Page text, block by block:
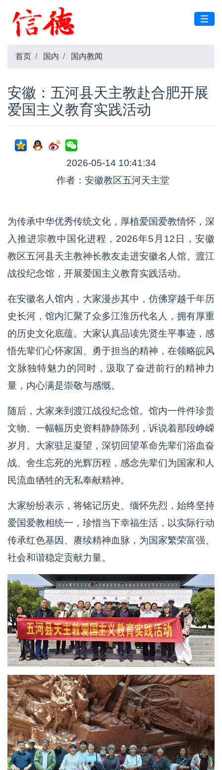
首页 国内 国内教闻
安徽：五河县天主教赴合肥开展
爱国主义教育实践活动
2026-05-14 10:41:34
作者：安徽教区五河天主堂
为传承中华优秀传统文化，厚植爱国爱教情怀，深
入推进宗教中国化进程，2026年5月12日，安徽
教区五河县天主教神长教友走进安徽名人馆、渡江
战役纪念馆，开展爱国主义教育实践活动。
在安徽名人馆内，大家漫步其中，仿佛穿越千年历
史长河，馆内汇聚了众多江淮历代名人，拥有厚重
的历史文化底蕴。大家认真品读先贤生平事迹，感
悟先辈们心怀家国、勇于担当的精神，在领略皖风
文脉独特魅力的同时，汲取了奋进前行的精神力
量，内心满是崇敬与感慨。
随后，大家来到渡江战役纪念馆。馆内一件件珍贵
文物、一幅幅历史资料静静陈列，诉说着那段峥嵘
岁月。大家驻足凝望，深切回望革命先辈们浴血奋
战、舍生忘死的光辉历程，感念先辈们为国家和人
民流血牺牲的无私奉献精神。
大家纷纷表示，将铭记历史、缅怀先烈，始终坚持
爱国爱教相统一，珍惜当下幸福生活，以实际行动
传承红色基因、赓续精神血脉，为国家繁荣富强、
社会和谐稳定贡献力量。